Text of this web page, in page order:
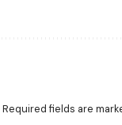
Required fields are